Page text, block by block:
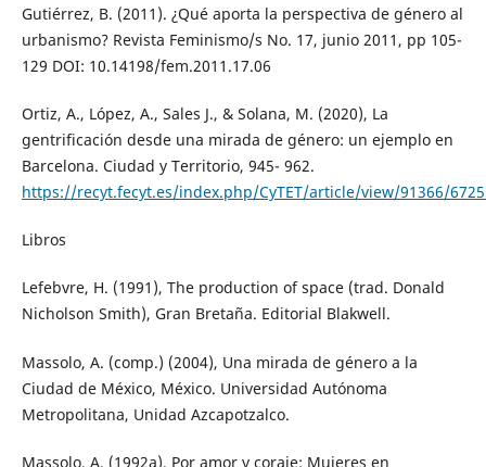
Gutiérrez, B. (2011). ¿Qué aporta la perspectiva de género al
urbanismo? Revista Feminismo/s No. 17, junio 2011, pp 105-
129 DOI: 10.14198/fem.2011.17.06
Ortiz, A., López, A., Sales J., & Solana, M. (2020), La
gentrificación desde una mirada de género: un ejemplo en
Barcelona. Ciudad y Territorio, 945- 962.
https://recyt.fecyt.es/index.php/CyTET/article/view/91366/
Libros
Lefebvre, H. (1991), The production of space (trad. Donald
Nicholson Smith), Gran Bretaña. Editorial Blakwell.
Massolo, A. (comp.) (2004), Una mirada de género a la
Ciudad de México, México. Universidad Autónoma
Metropolitana, Unidad Azcapotzalco.
Massolo, A. (1992a), Por amor y coraje: Mujeres en